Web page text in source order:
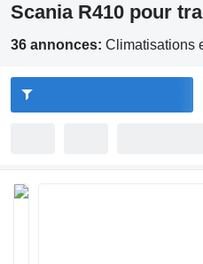
Scania R410 pour
36 annonces: Climatisations